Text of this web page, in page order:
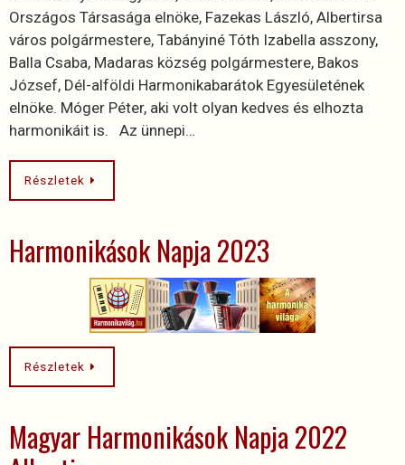
Országos Társasága elnöke, Fazekas László, Albertirsa
város polgármestere, Tabányiné Tóth Izabella asszony,
Balla Csaba, Madaras község polgármestere, Bakos
József, Dél-alföldi Harmonikabarátok Egyesületének
elnöke. Móger Péter, aki volt olyan kedves és elhozta
harmonikáit is. Az ünnepi…
Részletek
Harmonikások Napja 2023
Részletek
Magyar Harmonikások Napja 2022